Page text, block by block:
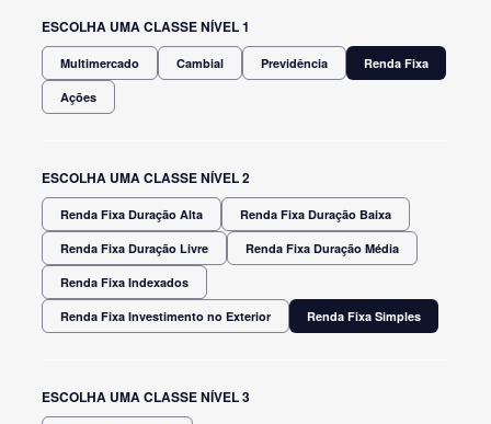
ESCOLHA UMA CLASSE NÍVEL 1
Multimercado Cambial Previdência Renda Fixa
Ações
ESCOLHA UMA CLASSE NÍVEL 2
Renda Fixa Duração Alta Renda Fixa Duração Baixa
Renda Fixa Duração Livre Renda Fixa Duração Média
Renda Fixa Indexados
Renda Fixa Investimento no Exterior Renda Fixa Simples
ESCOLHA UMA CLASSE NÍVEL 3